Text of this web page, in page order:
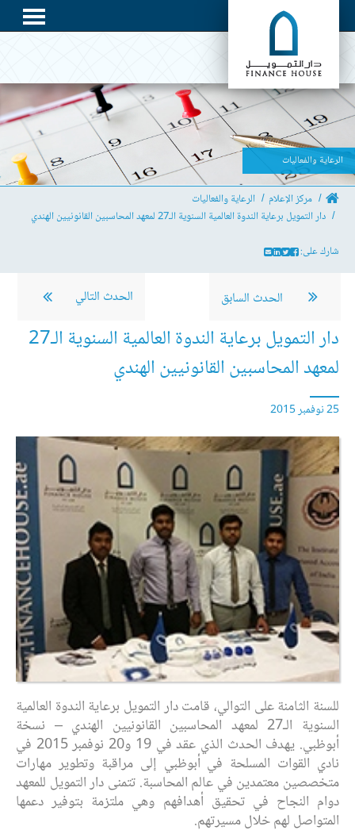
الرعاية والفعاليات
مركز الإعلام
الرعاية والفعاليات
دار التمويل برعاية الندوة العالمية السنوية الـ27 لمعهد المحاسبين القانونيين الهندي
شارك على:
الحدث السابق الحدث التالي
دار التمويل برعاية الندوة العالمية السنوية الـ27
لمعهد المحاسبين القانونيين الهندي
25 نوفمبر 2015
للسنة الثامنة على التوالي، قامت دار التمويل برعاية الندوة العالمية
السنوية الـ27 لمعهد المحاسبين القانونيين الهندي – نسخة
أبوظبي. يهدف الحدث الذي عقد في 19 و20 نوفمبر 2015 في
نادي القوات المسلحة في أبوظبي إلى مراقبة وتطوير مهارات
متخصصين معتمدين في عالم المحاسبة. تتمنى دار التمويل للمعهد
دوام النجاح في تحقيق أهدافهم وهي ملتزمة بتوفير دعمها
المتواصل لهم خلال مسيرتهم.